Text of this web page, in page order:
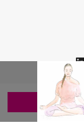
Copyrights ©